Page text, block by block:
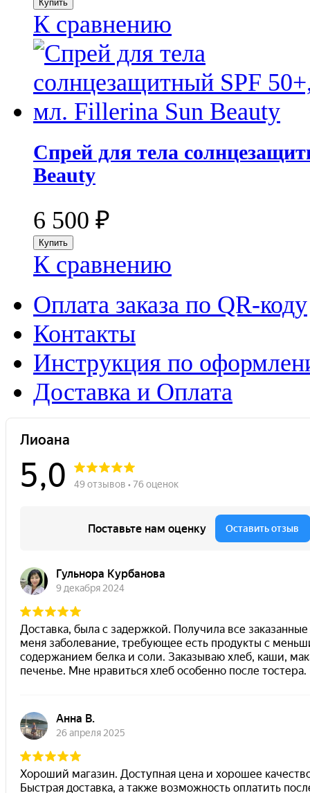
К сравнению
Спрей для тела
Beauty
6 500 ₽
К сравнению
Оплата заказа по QR-коду
Контакты
Инструкция по
Доставка и Оплата